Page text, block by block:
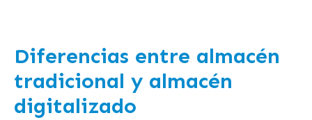
Diferencias entre almacén
tradicional y almacén
digitalizado